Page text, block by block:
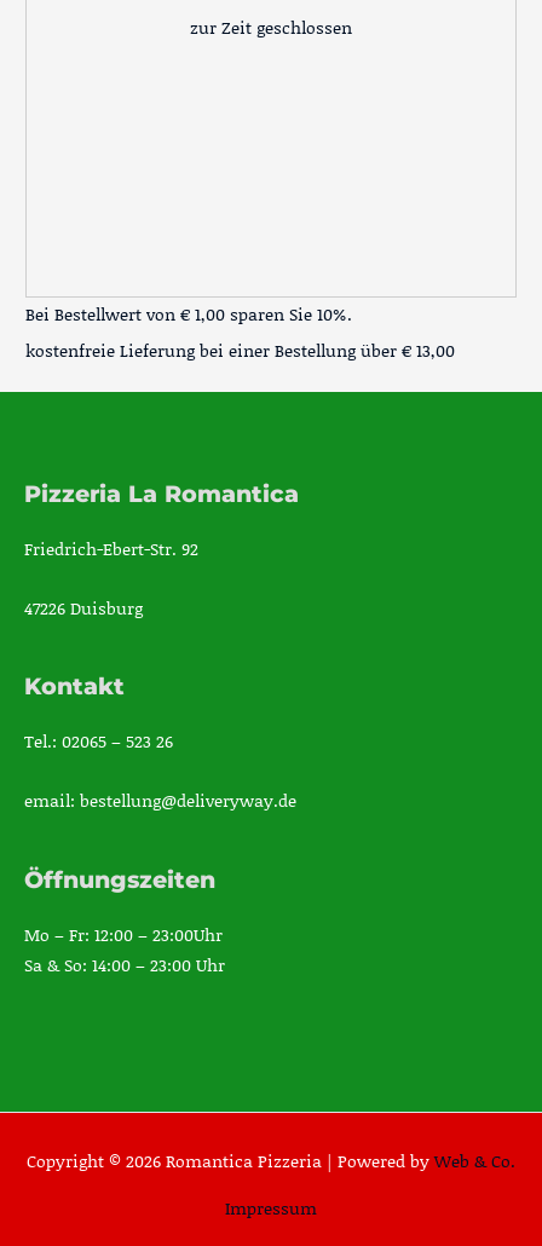
zur Zeit geschlossen
Bei Bestellwert von € 1,00 sparen Sie 10%.
kostenfreie Lieferung bei einer Bestellung über€ 13,00
Pizzeria La Romantica
Friedrich-Ebert-Str. 92
47226 Duisburg
Kontakt
Tel.: 02065 – 523 26
email: bestellung@deliveryway.de
Öffnungszeiten
Mo – Fr: 12:00 – 23:00Uhr
Sa & So: 14:00 – 23:00 Uhr
Copyright © 2026 Romantica Pizzeria | Powered byWeb & Co.
Impressum